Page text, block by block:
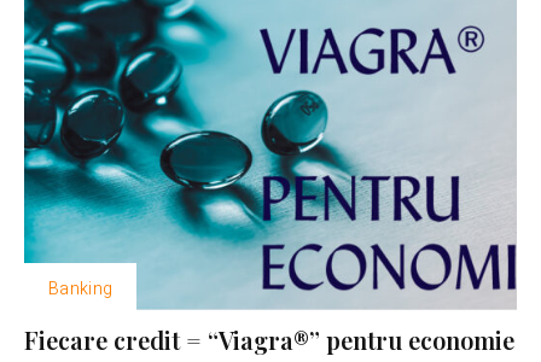
Banking
Fiecare credit = “Viagra®” pentru economie